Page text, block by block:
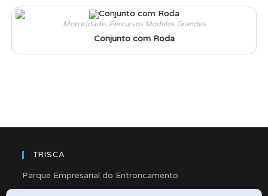
Motricidade, Percursos Módulos Grandes
Conjunto com Roda
TRISCA
Parque Empresarial do Entroncamento